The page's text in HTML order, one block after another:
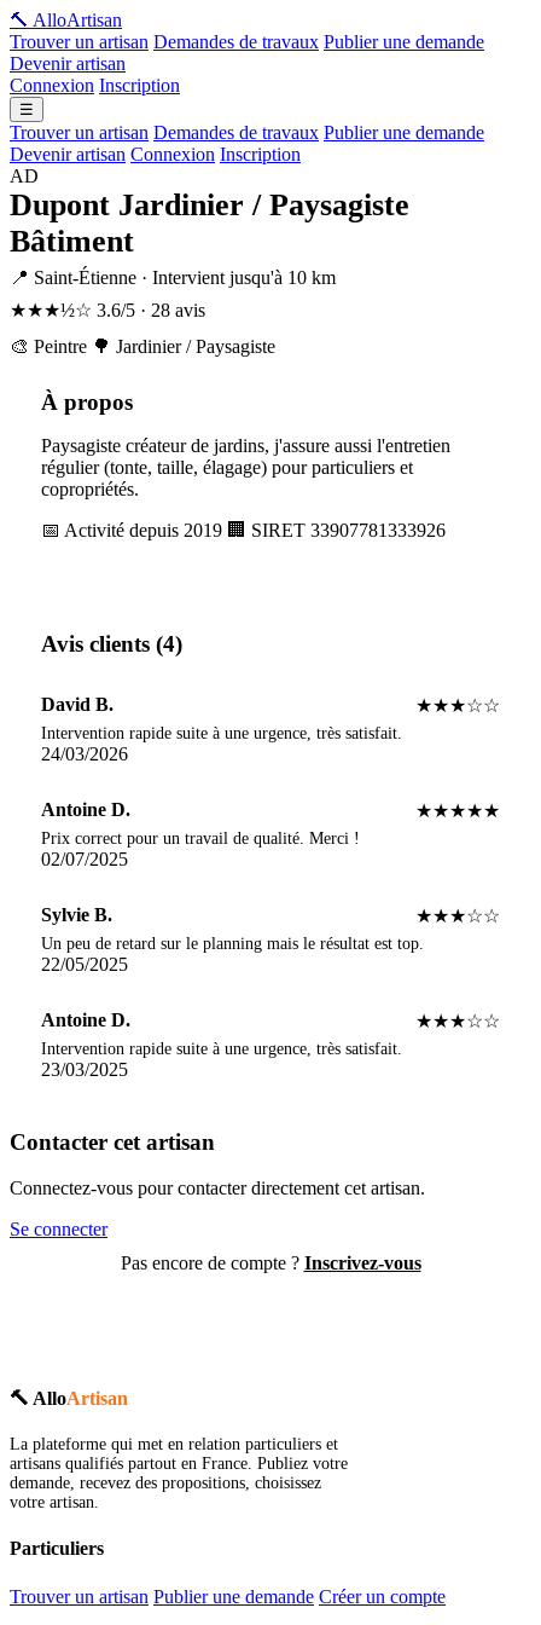
🔨 AlloArtisan
Trouver un artisan Demandes de travaux Publier une demande
Devenir artisan
Connexion Inscription
☰
Trouver un artisan Demandes de travaux Publier une demande
Devenir artisan Connexion Inscription
AD
Dupont Jardinier / Paysagiste
Bâtiment
📍 Saint-Étienne · Intervient jusqu'à 10 km
★★★½☆ 3.6/5 · 28 avis
🎨 Peintre 🌳 Jardinier / Paysagiste
À propos
Paysagiste créateur de jardins, j'assure aussi l'entretien
régulier (tonte, taille, élagage) pour particuliers et
copropriétés.
📅 Activité depuis 2019 🏢 SIRET 33907781333926
Avis clients (4)
David B. ★★★☆☆
Intervention rapide suite à une urgence, très satisfait.
24/03/2026
Antoine D. ★★★★★
Prix correct pour un travail de qualité. Merci !
02/07/2025
Sylvie B. ★★★☆☆
Un peu de retard sur le planning mais le résultat est top.
22/05/2025
Antoine D. ★★★☆☆
Intervention rapide suite à une urgence, très satisfait.
23/03/2025
Contacter cet artisan
Connectez-vous pour contacter directement cet artisan.
Se connecter
Pas encore de compte ? Inscrivez-vous
🔨 AlloArtisan
La plateforme qui met en relation particuliers et
artisans qualifiés partout en France. Publiez votre
demande, recevez des propositions, choisissez
votre artisan.
Particuliers
Trouver un artisan Publier une demande Créer un compte